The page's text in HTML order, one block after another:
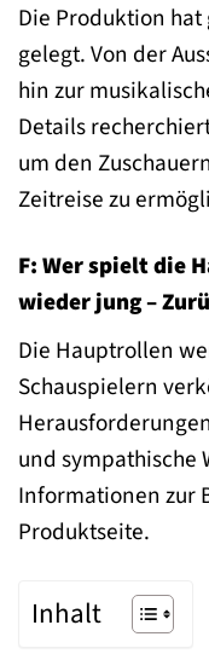
Die Produktion
gelegt. Von der
hin zur
Details
um den
Zeitreise zu
F: Wer spielt die
wieder jung –
Die Hauptrollen
Schauspielern
und sympathische
Informationen zur
Produktseite.
Inhalt